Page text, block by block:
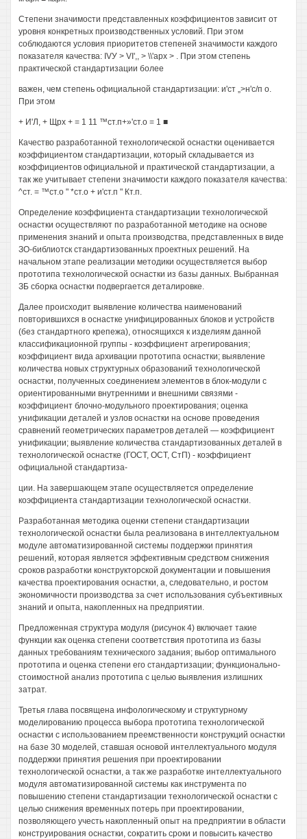
Степени значимости представленных коэффициентов зависит от
уровня конкретных производственных условий. При этом
соблюдаются условия приоритетов степеней значимости каждого
показателя качества: IVУ > VI',, > \\'арх > . При этом степень
практической стандартизации более
важен, чем степень официальной стандартизации: и'ст „>н'с/п о.
При этом
+ И'Л, + Щрх + = 1 11 ™ст.п+»'ст.о = 1 ■
Качество разработанной технологической оснастки оценивается
коэффициентом стандартизации, который складывается из
коэффициентов официальной и практической стандартизации, а
так же учитывает степени значимости каждого показателя качества:
^ст. = ™ст.о " *ст.о + и'ст.п " Кт.п.
Определение коэффициента стандартизации технологической
оснастки осуществляют по разработанной методике на основе
применения знаний и опыта производства, представленных в виде
ЗО-библиотск стандартизованных проектных решений. На
начальном этапе реализации методики осуществляется выбор
прототипа технологической оснастки из базы данных. Выбранная
ЗБ сборка оснастки подвергается деталировке.
Далее происходит выявление количества наименований
повторившихся в оснастке унифицированных блоков и устройств
(без стандартного крепежа), относящихся к изделиям данной
классификационной группы - коэффициент агрегирования;
коэффициент вида архивации прототипа оснастки; выявление
количества новых структурных образований технологической
оснастки, полученных соединением элементов в блок-модули с
ориентированными внутренними и внешними связями -
коэффициент блочно-модульного проектирования; оценка
унификации деталей и узлов оснастки на основе проведения
сравнений геометрических параметров деталей — коэффициент
унификации; выявление количества стандартизованных деталей в
технологической оснастке (ГОСТ, ОСТ, СтП) - коэффициент
официальной стандартиза-
ции. На завершающем этапе осуществляется определение
коэффициента стандартизации технологической оснастки.
Разработанная методика оценки степени стандартизации
технологической оснастки была реализована в интеллектуальном
модуле автоматизированной системы поддержки принятия
решений, которая является эффективным средством снижения
сроков разработки конструкторской документации и повышения
качества проектирования оснастки, а, следовательно, и ростом
экономичности производства за счет использования субъективных
знаний и опыта, накопленных на предприятии.
Предложенная структура модуля (рисунок 4) включает такие
функции как оценка степени соответствия прототипа из базы
данных требованиям технического задания; выбор оптимального
прототипа и оценка степени его стандартизации; функционально-
стоимостной анализ прототипа с целью выявления излишних
затрат.
Третья глава посвящена инфологическому и структурному
моделированию процесса выбора прототипа технологической
оснастки с использованием преемственности конструкций оснастки
на базе 30 моделей, ставшая основой интеллектуального модуля
поддержки принятия решения при проектировании
технологической оснастки, а так же разработке интеллектуального
модуля автоматизированной системы как инструмента по
повышению степени стандартизации технологической оснастки с
целью снижения временных потерь при проектировании,
позволяющего учесть накопленный опыт на предприятии в области
конструирования оснастки, сократить сроки и повысить качество